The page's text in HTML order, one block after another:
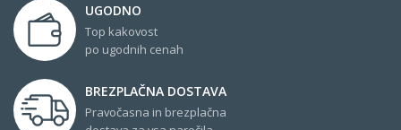
UGODNO
Top kakovost
po ugodnih cenah
BREZPLAČNA DOSTAVA
Pravočasna in brezplačna